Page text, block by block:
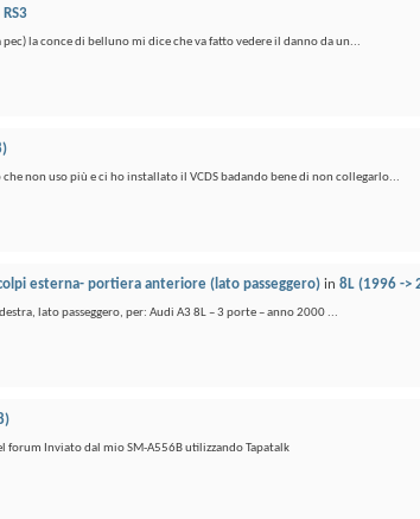
RS3
la conce di belluno mi dice che va fatto vedere il danno da un...
non uso più e ci ho installato il VCDS badando bene di non collegarlo...
esterna- portiera anteriore (lato passeggero) in 8L (1996 ->
lato passeggero, per: Audi A3 8L – 3 porte – anno 2000 ...
forum Inviato dal mio SM-A556B utilizzando Tapatalk